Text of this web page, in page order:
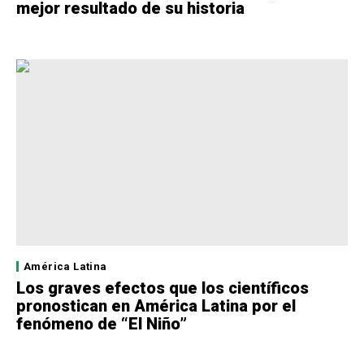
mejor resultado de su historia
América Latina
Los graves efectos que los científicos
pronostican en América Latina por el
fenómeno de “El Niño”